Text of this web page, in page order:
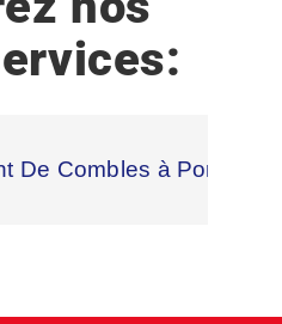
De Combles à Pornic